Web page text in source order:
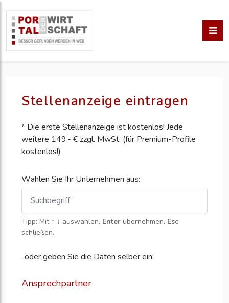
Stellenanzeige eintragen
* Die erste Stellenanzeige ist kostenlos! Jede
weitere 149,- € zzgl. MwSt. (für Premium-Profile
kostenlos!)
Wählen Sie Ihr Unternehmen aus:
Tipp: Mit ↑ ↓ auswählen, Enter übernehmen, Esc
schließen.
..oder geben Sie die Daten selber ein:
Ansprechpartner